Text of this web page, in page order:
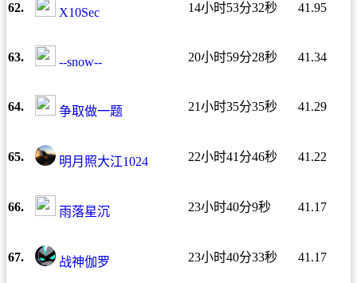
62. X10Sec 14小时53分32秒 41.95
63. --snow-- 20小时59分28秒 41.34
64. 争取做一题 21小时35分35秒 41.29
65. 明月照大江1024 22小时41分46秒 41.22
66. 雨落星沉 23小时40分9秒 41.17
67. 战神伽罗 23小时40分33秒 41.17